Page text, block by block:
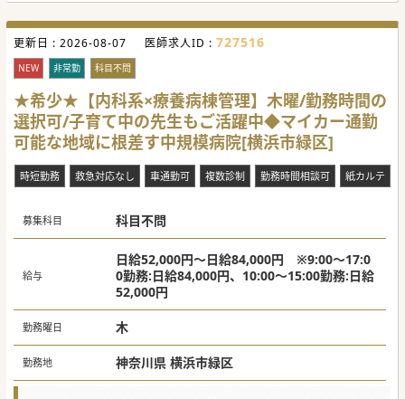
更新日 : 2026-08-07 医師求人ID : 727516
NEW 非常勤 科目不問
★希少★【内科系×療養病棟管理】木曜/勤務時間の
選択可/子育て中の先生もご活躍中◆マイカー通勤
可能な地域に根差す中規模病院[横浜市緑区]
時短勤務 救急対応なし 車通勤可 複数診制 勤務時間相談可 紙カルテ
募集科目 科目不問
給与
日給52,000円～日給84,000円 ※9:00～17:0
0勤務:日給84,000円、10:00～15:00勤務:日給
52,000円
勤務曜日 木
勤務地 神奈川県 横浜市緑区